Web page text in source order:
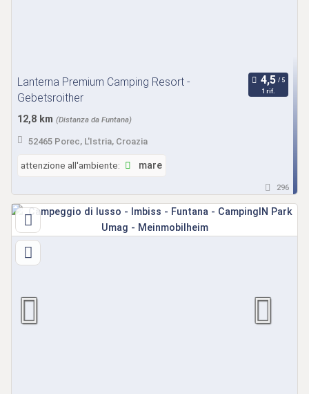
Lanterna Premium Camping Resort -
Gebetsroither
1 rif.
12,8 km (Distanza da Funtana)
52465 Porec, L'Istria, Croazia
attenzione all'ambiente: mare
296